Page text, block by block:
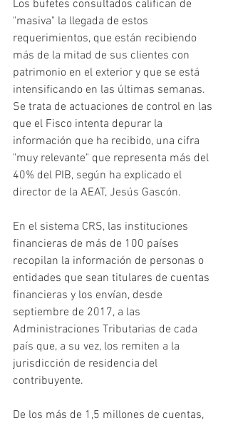
Los bufetes consultados califican de
"masiva" la llegada de estos
requerimientos, que están recibiendo
más de la mitad de sus clientes con
patrimonio en el exterior y que se está
intensificando en las últimas semanas.
Se trata de actuaciones de control en las
que el Fisco intenta depurar la
información que ha recibido, una cifra
"muy relevante" que representa más del
40% del PIB, según ha explicado el
director de la AEAT, Jesús Gascón.
En el sistema CRS, las instituciones
financieras de más de 100 países
recopilan la información de personas o
entidades que sean titulares de cuentas
financieras y los envían, desde
septiembre de 2017, a las
Administraciones Tributarias de cada
país que, a su vez, los remiten a la
jurisdicción de residencia del
contribuyente.
De los más de 1,5 millones de cuentas,